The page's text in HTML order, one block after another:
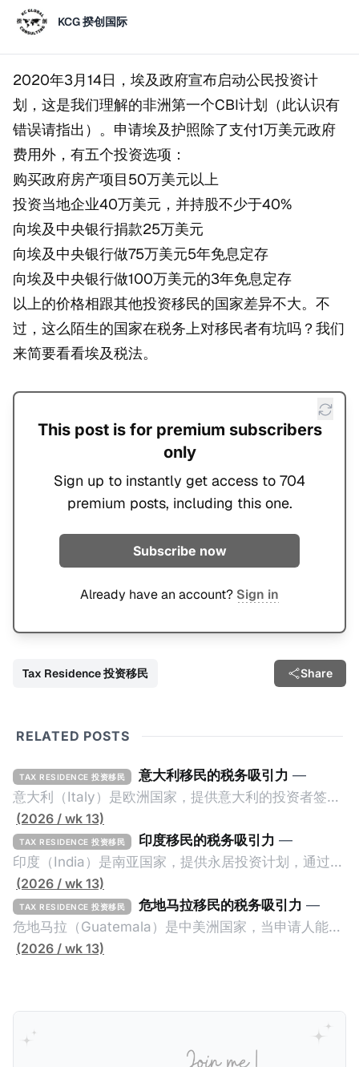
KCG 揆创国际
2020年3月14日，埃及政府宣布启动公民投资计
划，这是我们理解的非洲第一个CBI计划（此认识有
错误请指出）。申请埃及护照除了支付1万美元政府
费用外，有五个投资选项：
购买政府房产项目50万美元以上
投资当地企业40万美元，并持股不少于40%
向埃及中央银行捐款25万美元
向埃及中央银行做75万美元5年免息定存
向埃及中央银行做100万美元的3年免息定存
以上的价格相跟其他投资移民的国家差异不大。不
过，这么陌生的国家在税务上对移民者有坑吗？我们
来简要看看埃及税法。
This post is for premium subscribers
only
Sign up to instantly get access to 704
premium posts, including this one.
Subscribe now
Already have an account? Sign in
Tax Residence 投资移民 Share
RELATED POSTS
TAX RESIDENCE 投资移民 意大利移民的税务吸引力 —
意大利（Italy）是欧洲国家，提供意大利的投资者签证
计划。申请人必须满足至少以下一项标准才能获得两年
投资者签证： * 投资200万欧元意大利政府债券； * 投
资50万欧元意大利股票； * 投资25万欧元于创新初创
企业；或 * 向意大利公共利益项目捐赠100万欧元。 当
投资者在居留许可证有效期的两年内保持投资，则可以
在居留证到期日前至少60天申请续签3年。当投资者经
过五年的实际居留（每年在意大利停留270天），申请
吸引力吗？我们来看看：
(2026 / wk 13)
TAX RESIDENCE 投资移民 印度移民的税务吸引力 —
印度（India）是南亚国家，提供永居投资计划，通过满
足特定的标准获得居留权。印度的永居投资计划要求申
请人透过外国直接投资（FDI）途径投资印度： * 申请
人必须在18个月内投资至少1亿卢比（约合773万人民
币）或36个月内投资至少2.5亿卢比（约合1933万人民
的财务能力和专业知识； * 申请人必须在印度就业务注
册公司，并提供公司注册证书和注册企业的介绍/支持信
(2026 / wk 13)
TAX RESIDENCE 投资移民 危地马拉移民的税务吸引力 —
危地马拉（Guatemala）是中美洲国家，当申请人能够
证明被动收入或养老金收入，那么可以申请永久居留计
增加300美元（折合约人民币2千）。 申请人提交材料
包括：申请表、护照、无犯罪证明，以及最后一次进入
危地马拉的证明，且材料必须公证并翻译成西班牙语。
(2026 / wk 13)